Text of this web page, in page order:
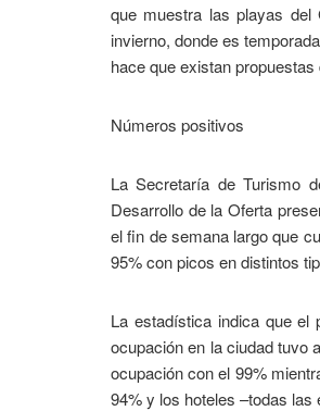
que muestra las playas
invierno, donde es
hace que existan
Números positivos
La Secretaría de Turismo
Desarrollo de la Oferta
el fin de semana largo que
95% con picos en distintos
La estadística indica que el
ocupación en la ciudad tuvo
ocupación con el 99%
94% y los hoteles –todas las